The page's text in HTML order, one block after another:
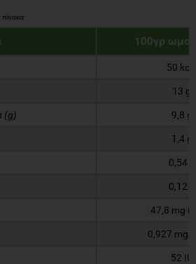
100γρ
50
13 g
(g) 9,8 g
1,4 g
0,54 g
0,12 g
47,8 mg
0,927 mg
52 IU